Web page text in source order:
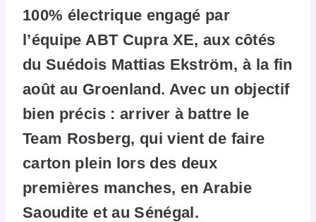
100% électrique engagé par
l’équipe ABT Cupra XE, aux côtés
du Suédois Mattias Ekström, à la fin
août au Groenland. Avec un objectif
bien précis : arriver à battre le
Team Rosberg, qui vient de faire
carton plein lors des deux
premières manches, en Arabie
Saoudite et au Sénégal.